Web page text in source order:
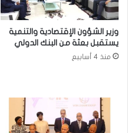
وزير الشؤون الإقتصادية والتنمية
يستقبل بعثة من البنك الدولي
منذ 4 أسابيع